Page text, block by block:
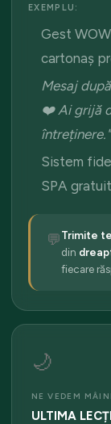
EXEMPLU:
Gest
cartonaș
Mesaj
❤️ Ai grijă
întreținere."
Sistem
SPA
💬Trimite
din
fiecare
🌙
NE VEDEM
ULTIMA